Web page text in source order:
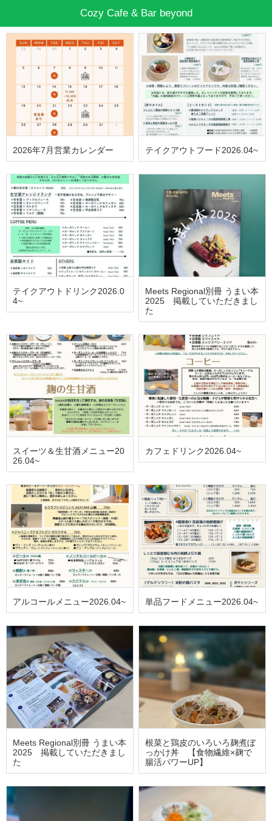
Cozy Cafe & Bar beyond
2026年7月営業カレンダー テイクアウトフード2026.04~
テイクアウトドリンク2026.0
4~
Meets Regional別冊 うまい本
2025 掲載していただきまし
た
スイーツ＆生甘酒メニュー20
26.04~
カフェドリンク2026.04~
アルコールメニュー2026.04~ 単品フードメニュー2026.04~
Meets Regional別冊 うまい本
2025 掲載していただきまし
た
根菜と鶏皮のいろいろ麹煮ぼ
っかけ丼 【食物繊維×麹で
腸活パワーUP】